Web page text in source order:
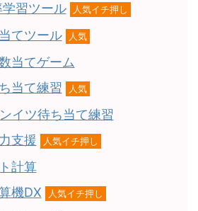
習ツール 人気イチ押し
てツール 人気
当てゲーム
当て練習
人気
イツ待ち当て練習
支援
人気イチ押し
計算
機DX
人気イチ押し